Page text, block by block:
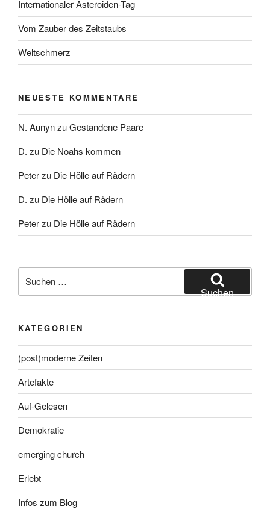
Internationaler Asteroiden-Tag
Vom Zauber des Zeitstaubs
Weltschmerz
NEUESTE KOMMENTARE
N. AunynzuGestandene Paare
D. zu Die Noahs kommen
Peterzu Die Hölle auf Rädern
D. zu Die Hölle auf Rädern
Peterzu Die Hölle auf Rädern
nach:
Suchen
KATEGORIEN
(post)moderne Zeiten
Artefakte
Auf-Gelesen
Demokratie
emerging church
Erlebt
Infos zum Blog